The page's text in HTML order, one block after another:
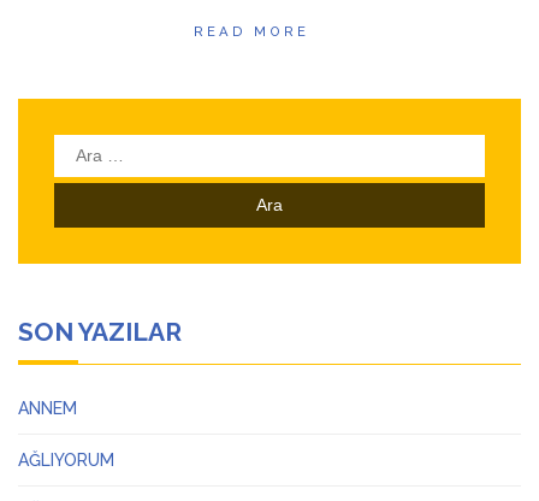
READ MORE
Arama:
SON YAZILAR
ANNEM
AĞLIYORUM